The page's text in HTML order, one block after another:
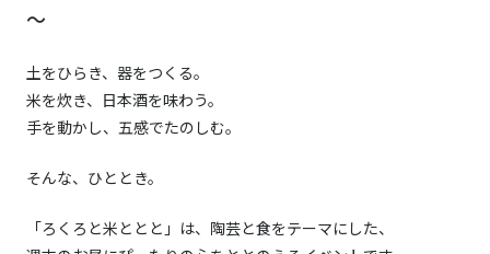
～
土をひらき、器をつくる。
米を炊き、日本酒を味わう。
手を動かし、五感でたのしむ。
そんな、ひととき。
「ろくろと米ととと」は、陶芸と食をテーマにした、